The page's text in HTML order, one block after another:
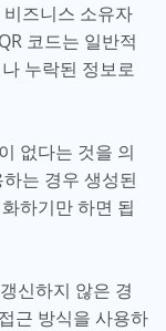
즈니스 소유자
코드는 일반적
누락된 정보로
없다는 것을 의
는 경우 생성된
하기만 하면 됩
신하지 않은 경
근 방식을 사용하